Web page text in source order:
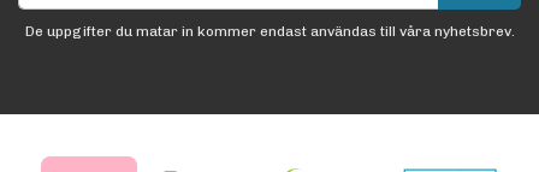
De uppgifter du matar in kommer endast användas till våra nyhetsbrev.